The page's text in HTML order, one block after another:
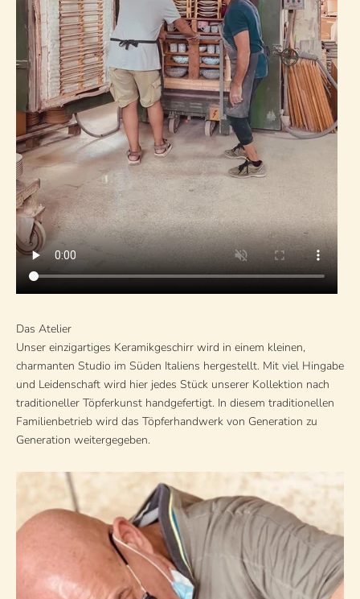
Das Atelier
Unser einzigartiges Keramikgeschirr wird in einem kleinen,
charmanten Studio im Süden Italiens hergestellt. Mit viel Hingabe
und Leidenschaft wird hier jedes Stück unserer Kollektion nach
traditioneller Töpferkunst handgefertigt. In diesem traditionellen
Familienbetrieb wird das Töpferhandwerk von Generation zu
Generation weitergegeben.